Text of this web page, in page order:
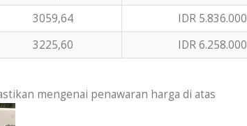
3059,64
IDR 5.836.000
3225,60 IDR 6.258.000
mengenai penawaran harga di atas